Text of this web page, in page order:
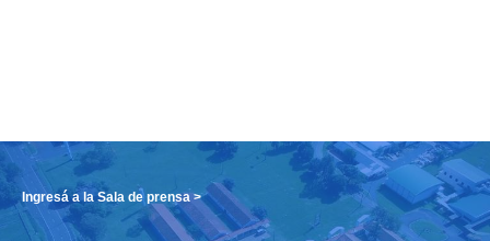
Ingresá a la Sala de prensa >